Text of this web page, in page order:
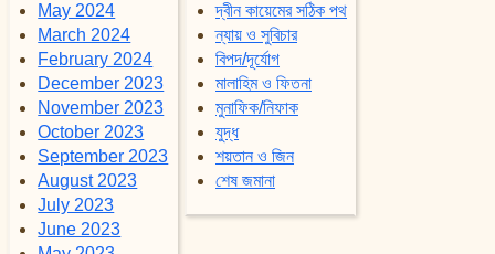
May 2024
March 2024
February 2024
December 2023
November 2023
October 2023
September 2023
August 2023
July 2023
June 2023
দ্বীন কায়েমের সঠিক পথ
ন্যায় ও সুবিচার
বিপদ/দূর্যোগ
মালাহিম ও ফিতনা
মুনাফিক/নিফাক
যুদ্ধ
শয়তান ও জিন
শেষ জমানা